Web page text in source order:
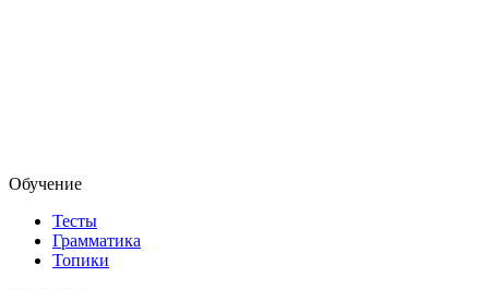
Обучение
Тесты
Грамматика
Топики